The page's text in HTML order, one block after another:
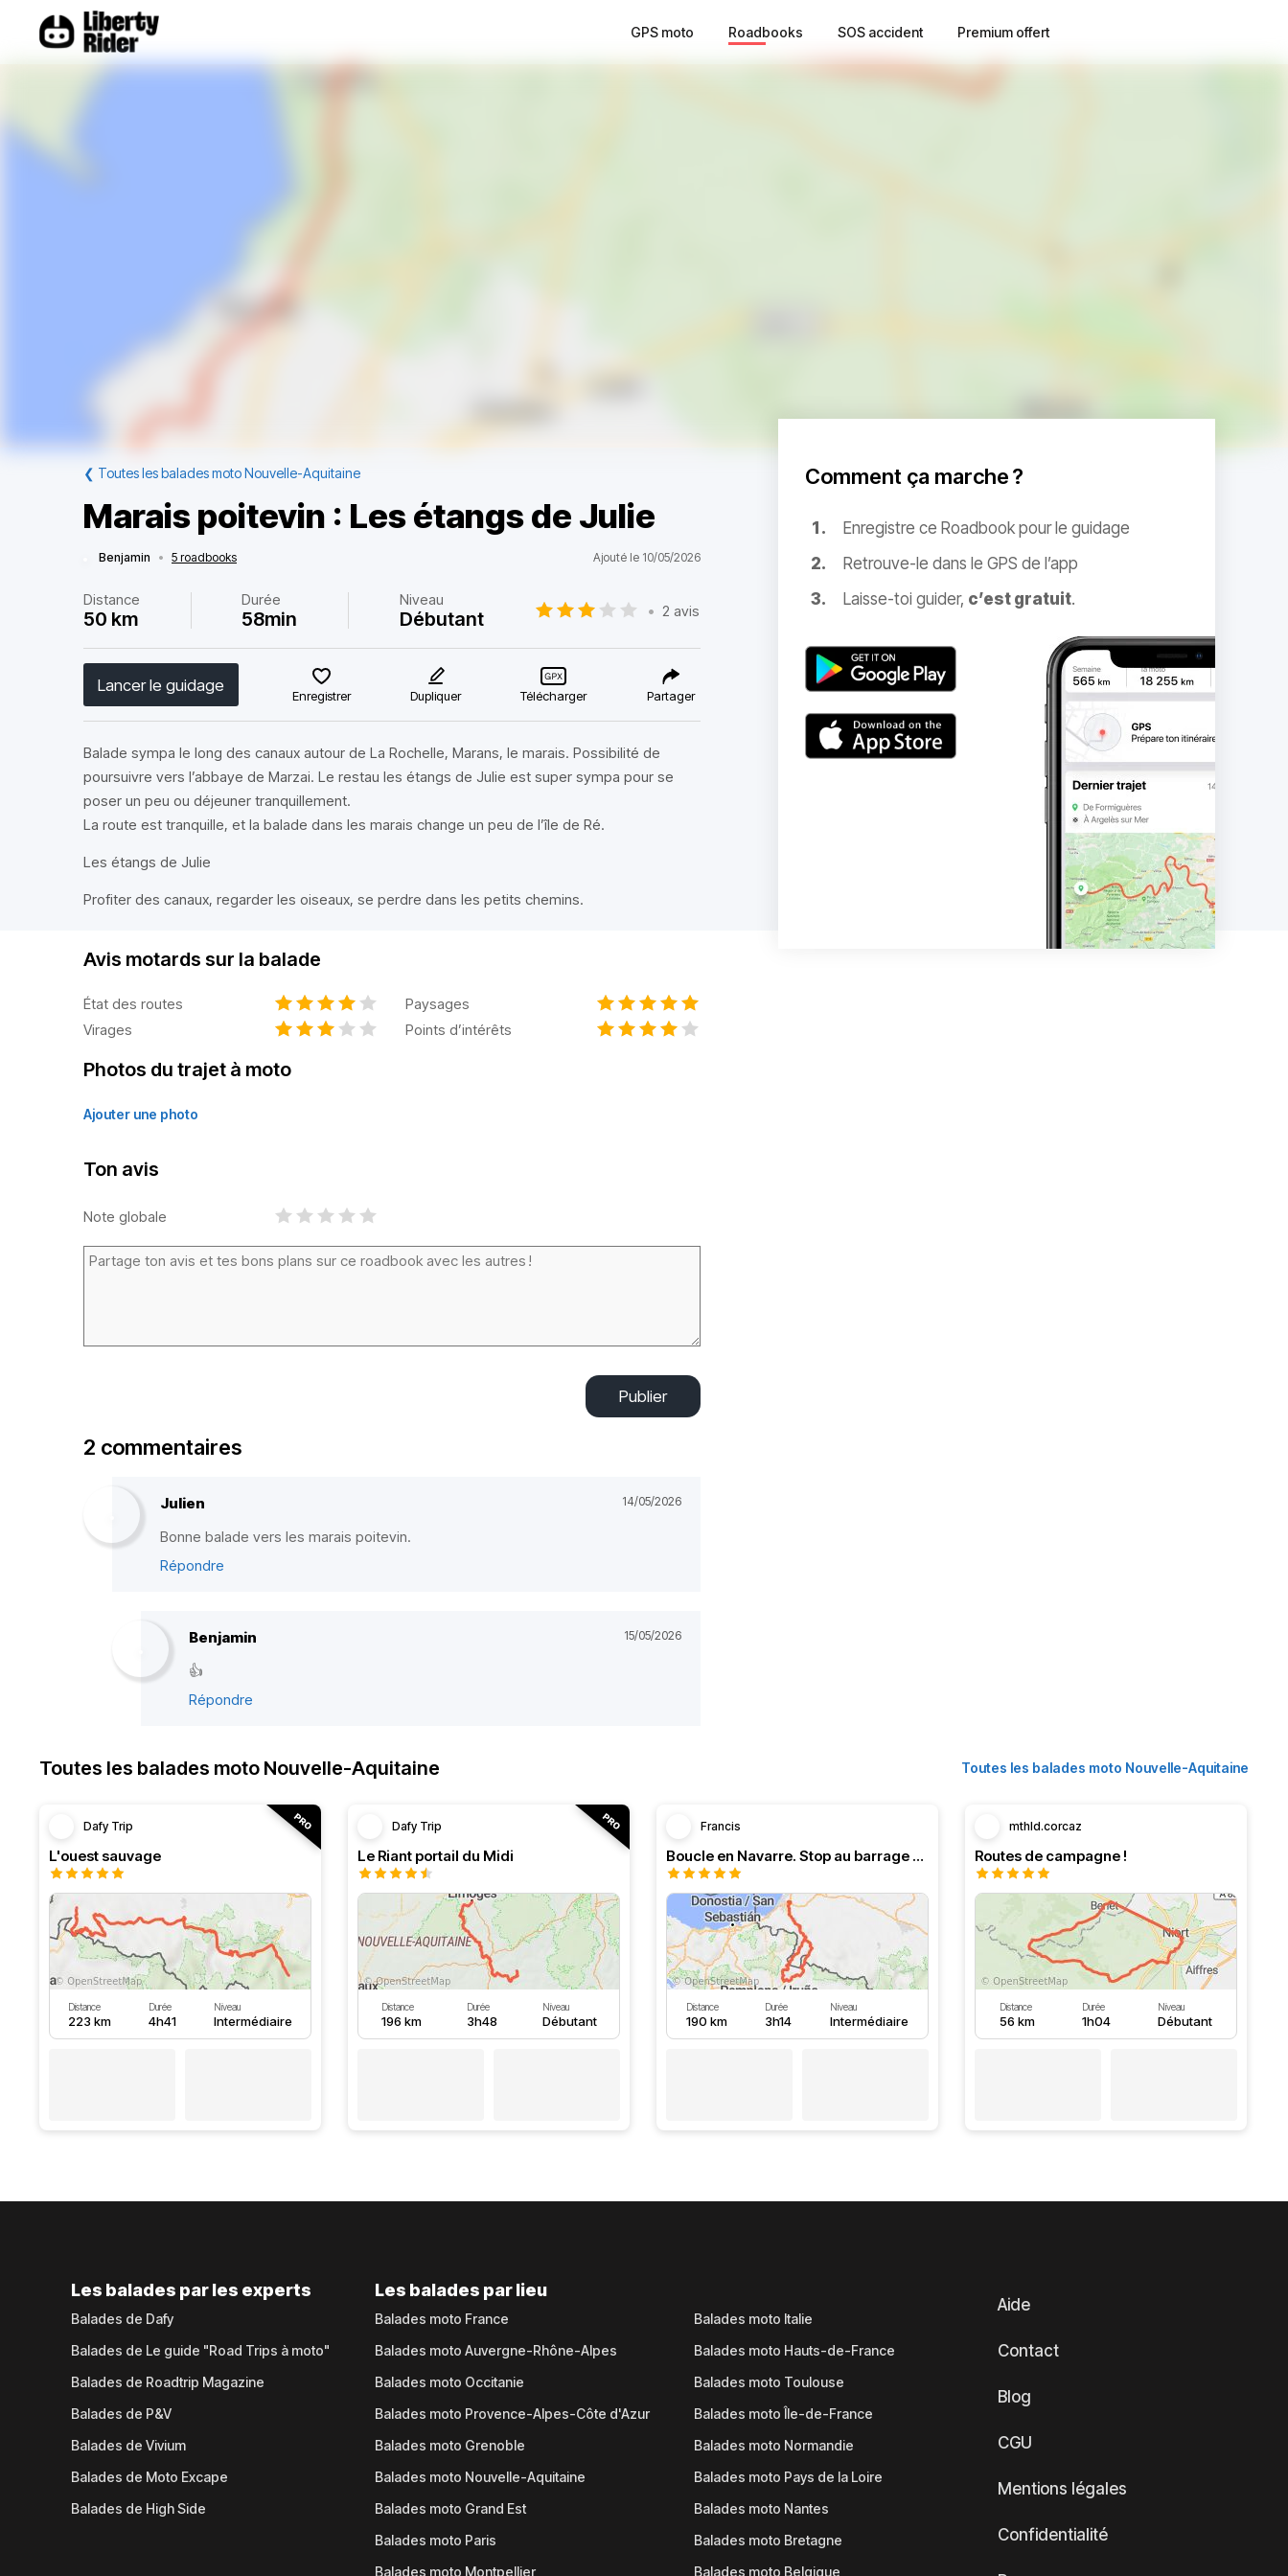
GPS moto Roadbooks SOS accident Premium offert
❮ Toutes les balades moto Nouvelle-Aquitaine
Marais poitevin : Les étangs de Julie
Benjamin • 5 roadbooks Ajouté le 10/05/2026
Distance
50 km
Durée
58min
Niveau
Débutant • 2 avis
Lancer le guidage
Enregistrer Dupliquer Télécharger Partager
Balade sympa le long des canaux autour de La Rochelle, Marans, le marais. Possibilité de
poursuivre vers l’abbaye de Marzai. Le restau les étangs de Julie est super sympa pour se
poser un peu ou déjeuner tranquillement.
La route est tranquille, et la balade dans les marais change un peu de l’île de Ré.
Les étangs de Julie
Profiter des canaux, regarder les oiseaux, se perdre dans les petits chemins.
Comment ça marche ?
Enregistre ce Roadbook pour le guidage
Retrouve-le dans le GPS de l’app
Laisse-toi guider, c’est gratuit.
Avis motards sur la balade
État des routes
Paysages
Virages
Points d’intérêts
Photos du trajet à moto
Ajouter une photo
Ton avis
Note globale
Publier
2 commentaires
Julien 14/05/2026
Bonne balade vers les marais poitevin.
Répondre
Benjamin 15/05/2026
👍
Répondre
Toutes les balades moto Nouvelle-Aquitaine Toutes les balades moto Nouvelle-Aquitaine
Dafy Trip
L'ouest sauvage
Distance
223 km
Durée
4h41
Niveau
Intermédiaire
Dafy Trip
Le Riant portail du Midi
Distance
196 km
Durée
3h48
Niveau
Débutant
Francis
Boucle en Navarre. Stop au barrage d’Eugi.
Distance
190 km
Durée
3h14
Niveau
Intermédiaire
mthld.corcaz
Routes de campagne !
Distance
56 km
Durée
1h04
Niveau
Débutant
Les balades par les experts
Balades de Dafy
Balades de Le guide "Road Trips à moto"
Balades de Roadtrip Magazine
Balades de P&V
Balades de Vivium
Balades de Moto Excape
Balades de High Side
Les balades par lieu
Balades moto France
Balades moto Auvergne-Rhône-Alpes
Balades moto Occitanie
Balades moto Provence-Alpes-Côte d'Azur
Balades moto Grenoble
Balades moto Nouvelle-Aquitaine
Balades moto Grand Est
Balades moto Paris
Balades moto Montpellier
Balades moto Italie
Balades moto Hauts-de-France
Balades moto Toulouse
Balades moto Île-de-France
Balades moto Normandie
Balades moto Pays de la Loire
Balades moto Nantes
Balades moto Bretagne
Balades moto Belgique
Aide
Contact
Blog
CGU
Mentions légales
Confidentialité